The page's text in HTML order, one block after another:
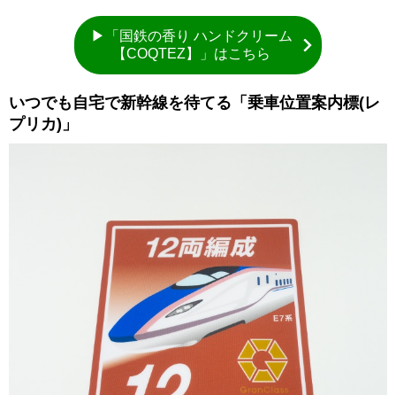
▶「国鉄の香り ハンドクリーム
【COQTEZ】」はこちら
いつでも自宅で新幹線を待てる「乗車位置案内標(レ
プリカ)」